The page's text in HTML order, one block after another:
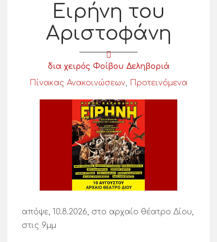
Ειρήνη του
Αριστοφάνη
δια χειρός Φοίβου Δεληβοριά
Πίνακας Ανακοινώσεων, Προτεινόμενα
απόψε, 10.8.2026, στο αρχαίο θέατρο Δίου,
στις 9μμ